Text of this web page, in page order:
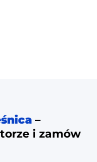
–
i zamów